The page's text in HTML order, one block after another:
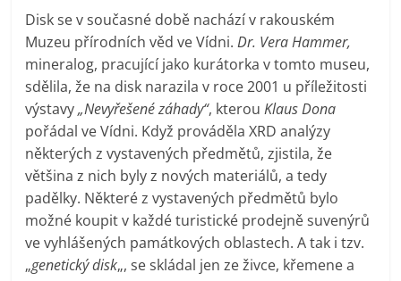
Disk se v současné době nachází v rakouském
Muzeu přírodních věd ve Vídni.Dr. Vera Hammer,
mineralog, pracující jako kurátorka v tomto museu,
sdělila, že na disk narazila v roce 2001 u příležitosti
výstavy„Nevyřešené záhady“, kterouKlaus Dona
pořádal ve Vídni. Když prováděla XRD analýzy
některých z vystavených předmětů, zjistila, že
většina z nich byly z nových materiálů, a tedy
padělky. Některé z vystavených předmětů bylo
možné koupit v každé turistické prodejně suvenýrů
ve vyhlášených památkových oblastech. A tak i tzv.
„genetický disk„, se skládal jen ze živce, křemene a